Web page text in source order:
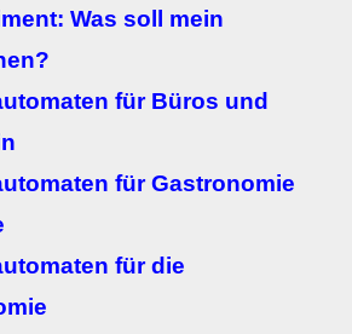
Was soll mein
für Büros und
für Gastronomie
für die